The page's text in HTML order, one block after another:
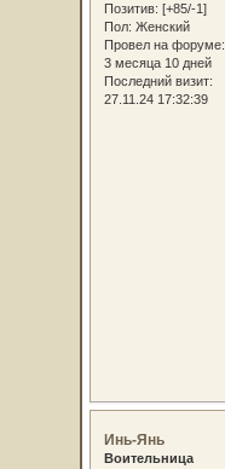
Позитив: [+85/-1]
Пол: Женский
Провел на форуме:
3 месяца 10 дней
Последний визит:
27.11.24 17:32:39
Инь-Янь
Воительница